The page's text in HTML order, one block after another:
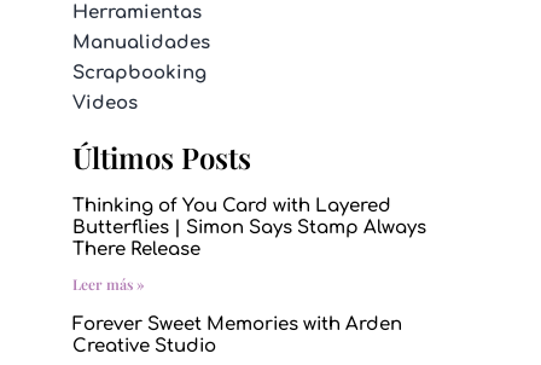
Herramientas
Manualidades
Scrapbooking
Videos
Últimos Posts
Thinking of You Card with Layered
Butterflies | Simon Says Stamp Always
There Release
Leer más »
Forever Sweet Memories with Arden
Creative Studio